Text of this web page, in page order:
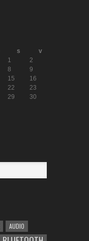
s
v
1
2
8
9
15
16
22
23
29
30
AUDIO